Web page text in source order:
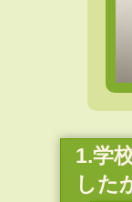
1.学
した